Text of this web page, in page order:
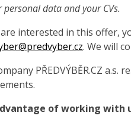
personal data and your CVs.
interested in this offer,
. We will
PŘEDVÝBĚR.CZ
of working with